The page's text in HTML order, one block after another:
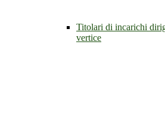
Titolari di incarichi
vertice